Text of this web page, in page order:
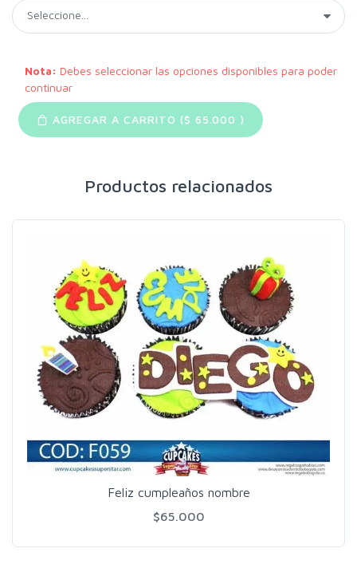
Nota: Debes seleccionar las opciones disponibles para poder
continuar
AGREGAR A CARRITO ($ 65.000 )
Productos relacionados
Feliz cumpleaños nombre
$65.000